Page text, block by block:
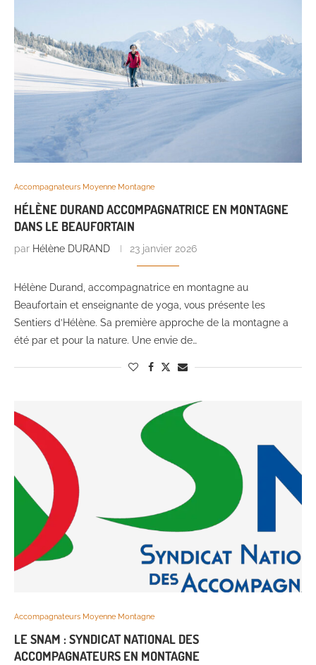
Accompagnateurs Moyenne Montagne
HÉLÈNE DURAND ACCOMPAGNATRICE EN MONTAGNE
DANS LE BEAUFORTAIN
par Hélène DURAND 23 janvier 2026
Hélène Durand, accompagnatrice en montagne au
Beaufortain et enseignante de yoga, vous présente les
Sentiers d’Hélène. Sa première approche de la montagne a
été par et pour la nature. Une envie de…
Accompagnateurs Moyenne Montagne
LE SNAM : SYNDICAT NATIONAL DES
ACCOMPAGNATEURS EN MONTAGNE